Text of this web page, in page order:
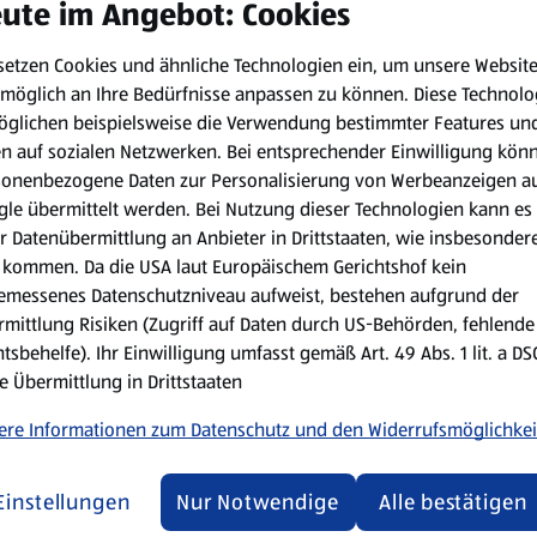
misst nicht nur Temperatur und Co. sondern gibt auch
Verfügung.
im Angebot: Cookies
Cookies und ähnliche Technologien ein, um unsere Website
an Ihre Bedürfnisse anpassen zu können. Diese
beispielsweise die Verwendung bestimmter Features
auf sozialen Netzwerken. Bei entsprechender Einwilligung
Daten zur Personalisierung von Werbeanzeigen
übermittelt werden. Bei Nutzung dieser Technologien kann es
Datenübermittlung an Anbieter in Drittstaaten, wie
kommen. Da die USA laut Europäischem Gerichtshof kein
Datenschutzniveau aufweist, bestehen aufgrund der
Risiken (Zugriff auf Daten durch US-Behörden, fehlende
Ihr Einwilligung umfasst gemäß Art. 49 Abs. 1 lit. a
Übermittlung in Drittstaaten
Informationen zum Datenschutz und den
Nur Notwendige Alle bestätigen